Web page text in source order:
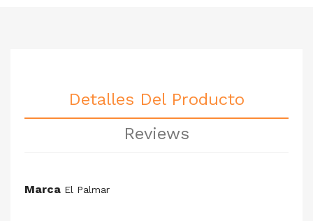
Detalles Del Producto
Reviews
Marca El Palmar